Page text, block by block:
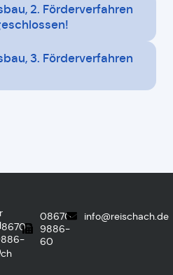
2. Förderverfahren
3. Förderverfahren
08670
9886-
60
info@reischach.de